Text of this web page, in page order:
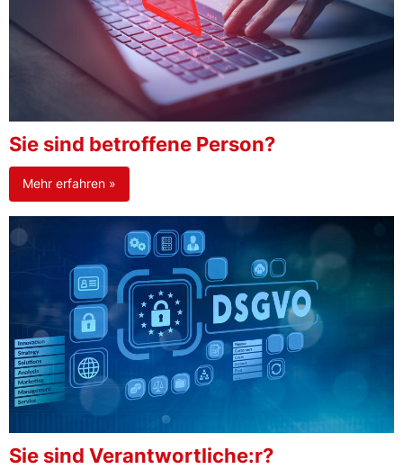
Sie sind betroffene Person?
Mehr erfahren »
Sie sind Verantwortliche:r?